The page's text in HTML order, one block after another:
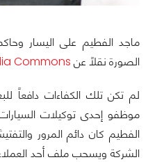
ماجد الفطيم على اليسار
الصورة نقلاً عن Commons
لم تكن تلك الكفاءات دافعاً
موظفو إحدى توكيلات السيارات
الفطيم كان دائم المرور
الشركة ويسحب ملف أحد